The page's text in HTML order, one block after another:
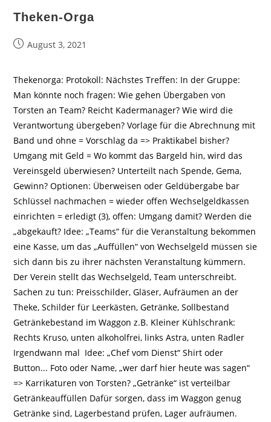
Theken-Orga
BeitragAugust 3, 2021
Thekenorga: Protokoll: Nächstes Treffen: In der Gruppe:
Man könnte noch fragen: Wie gehen Übergaben von
Torsten an Team? Reicht Kadermanager? Wie wird die
Verantwortung übergeben? Vorlage für die Abrechnung mit
Band und ohne = Vorschlag da => Praktikabel bisher?
Umgang mit Geld = Wo kommt das Bargeld hin, wird das
Vereinsgeld überwiesen? Unterteilt nach Spende, Gema,
Gewinn? Optionen: Überweisen oder Geldübergabe bar
Schlüssel nachmachen = wieder offen Wechselgeldkassen
einrichten = erledigt (3), offen: Umgang damit? Werden die
„abgekauft? Idee: „Teams“ für die Veranstaltung bekommen
eine Kasse, um das „Auffüllen“ von Wechselgeld müssen sie
sich dann bis zu ihrer nächsten Veranstaltung kümmern.
Der Verein stellt das Wechselgeld, Team unterschreibt.
Sachen zu tun: Preisschilder, Gläser, Aufräumen an der
Theke, Schilder für Leerkästen, Getränke, Sollbestand
Getränkebestand im Waggon z.B. Kleiner Kühlschrank:
Rechts Kruso, unten alkoholfrei, links Astra, unten Radler
Irgendwann mal Idee: „Chef vom Dienst“ Shirt oder
Button... Foto oder Name, „wer darf hier heute was sagen“
=> Karrikaturen von Torsten? „Getränke“ ist verteilbar
Getränkeauffüllen Dafür sorgen, dass im Waggon genug
Getränke sind, Lagerbestand prüfen, Lager aufräumen.